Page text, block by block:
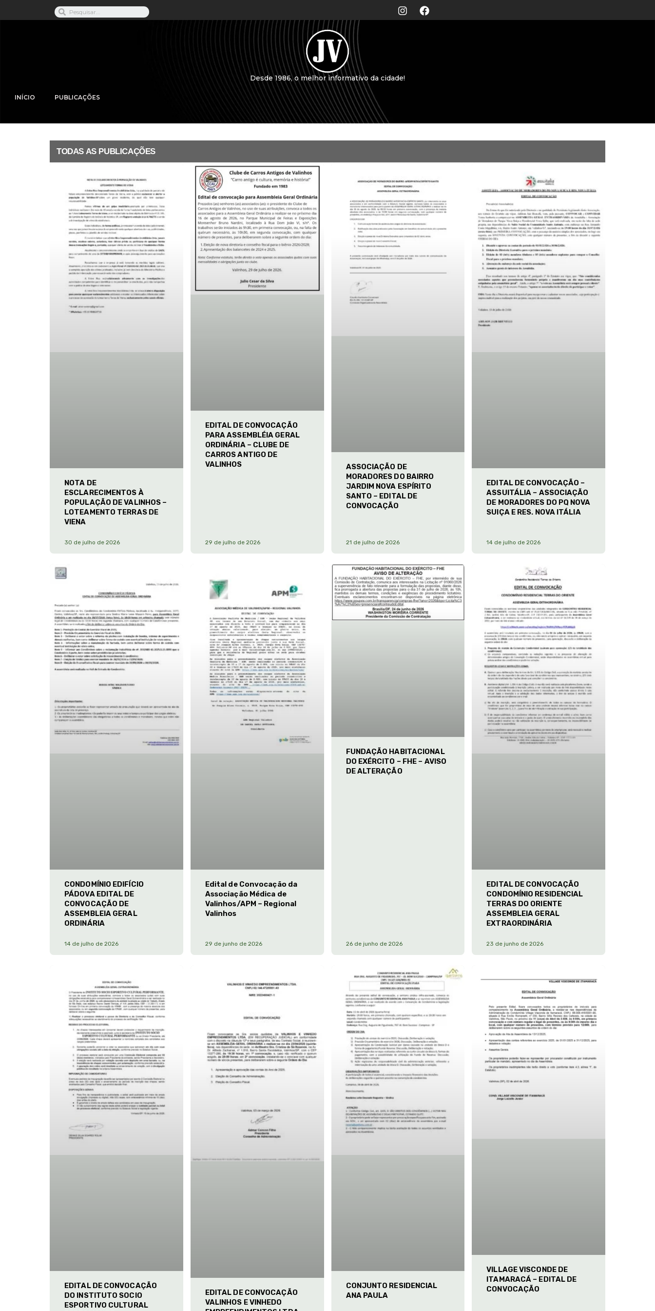
Desde 1986, o melhor informativo da cidade!
INÍCIO PUBLICAÇÕES
TODAS AS PUBLICAÇÕES
NOTA DE
ESCLARECIMENTOS À
POPULAÇÃO DE VALINHOS –
LOTEAMENTO TERRAS DE
VIENA
30 de julho de 2026
EDITAL DE CONVOCAÇÃO
PARA ASSEMBLÉIA GERAL
ORDINÁRIA – CLUBE DE
CARROS ANTIGO DE
VALINHOS
29 de julho de 2026
ASSOCIAÇÃO DE
MORADORES DO BAIRRO
JARDIM NOVA ESPÍRITO
SANTO – EDITAL DE
CONVOCAÇÃO
21 de julho de 2026
EDITAL DE CONVOCAÇÃO –
ASSUITÁLIA – ASSOCIAÇÃO
DE MORADORES DO PQ NOVA
SUIÇA E RES. NOVA ITÁLIA
14 de julho de 2026
CONDOMÍNIO EDIFÍCIO
PÁDOVA EDITAL DE
CONVOCAÇÃO DE
ASSEMBLEIA GERAL
ORDINÁRIA
14 de julho de 2026
Edital de Convocação da
Associação Médica de
Valinhos/APM – Regional
Valinhos
29 de junho de 2026
FUNDAÇÃO HABITACIONAL
DO EXÉRCITO – FHE – AVISO
DE ALTERAÇÃO
26 de junho de 2026
EDITAL DE CONVOCAÇÃO
CONDOMÍNIO RESIDENCIAL
TERRAS DO ORIENTE
ASSEMBLEIA GERAL
EXTRAORDINÁRIA
23 de junho de 2026
EDITAL DE CONVOCAÇÃO
DO INSTITUTO SOCIO
ESPORTIVO CULTURAL
EDITAL DE CONVOCAÇÃO
VALINHOS E VINHEDO
CONJUNTO RESIDENCIAL
ANA PAULA
VILLAGE VISCONDE DE
ITAMARACÁ – EDITAL DE
CONVOCAÇÃO